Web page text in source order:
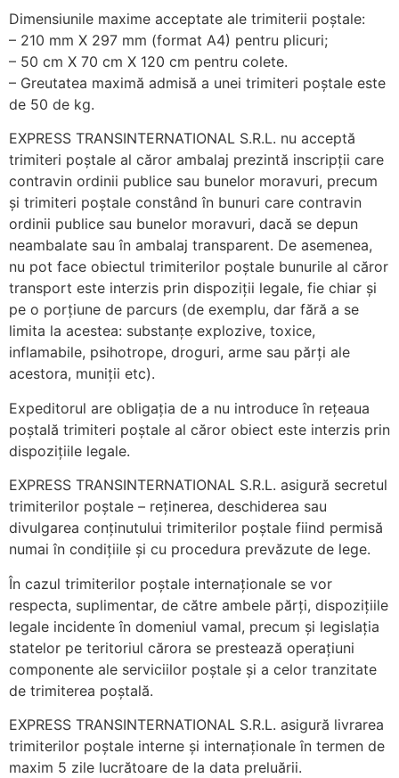
Dimensiunile maxime acceptate ale trimiterii poștale:
– 210 mm X 297 mm (format A4) pentru plicuri;
– 50 cm X 70 cm X 120 cm pentru colete.
– Greutatea maximă admisă a unei trimiteri poștale este
de 50 de kg.
EXPRESS TRANSINTERNATIONAL S.R.L. nu acceptă
trimiteri poștale al căror ambalaj prezintă inscripții care
contravin ordinii publice sau bunelor moravuri, precum
și trimiteri poștale constând în bunuri care contravin
ordinii publice sau bunelor moravuri, dacă se depun
neambalate sau în ambalaj transparent. De asemenea,
nu pot face obiectul trimiterilor poștale bunurile al căror
transport este interzis prin dispoziții legale, fie chiar și
pe o porțiune de parcurs (de exemplu, dar fără a se
limita la acestea: substanțe explozive, toxice,
inflamabile, psihotrope, droguri, arme sau părți ale
acestora, muniții etc).
Expeditorul are obligația de a nu introduce în rețeaua
poștală trimiteri poștale al căror obiect este interzis prin
dispozițiile legale.
EXPRESS TRANSINTERNATIONAL S.R.L. asigură secretul
trimiterilor poștale – reținerea, deschiderea sau
divulgarea conținutului trimiterilor poștale fiind permisă
numai în condițiile și cu procedura prevăzute de lege.
În cazul trimiterilor poștale internaționale se vor
respecta, suplimentar, de către ambele părți, dispozițiile
legale incidente în domeniul vamal, precum și legislația
statelor pe teritoriul cărora se prestează operațiuni
componente ale serviciilor poștale și a celor tranzitate
de trimiterea poștală.
EXPRESS TRANSINTERNATIONAL S.R.L. asigură livrarea
trimiterilor poștale interne și internaționale în termen de
maxim 5 zile lucrătoare de la data preluării.